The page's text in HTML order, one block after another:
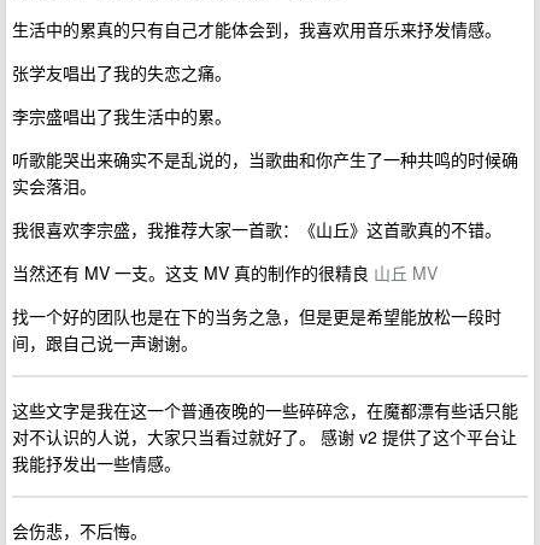
生活中的累真的只有自己才能体会到，我喜欢用音乐来抒发情感。
张学友唱出了我的失恋之痛。
李宗盛唱出了我生活中的累。
听歌能哭出来确实不是乱说的，当歌曲和你产生了一种共鸣的时候确
实会落泪。
我很喜欢李宗盛，我推荐大家一首歌：《山丘》这首歌真的不错。
当然还有 MV 一支。这支 MV 真的制作的很精良 山丘 MV
找一个好的团队也是在下的当务之急，但是更是希望能放松一段时
间，跟自己说一声谢谢。
这些文字是我在这一个普通夜晚的一些碎碎念，在魔都漂有些话只能
对不认识的人说，大家只当看过就好了。 感谢 v2 提供了这个平台让
我能抒发出一些情感。
会伤悲，不后悔。